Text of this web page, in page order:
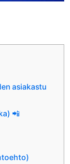
asiakastu
📲